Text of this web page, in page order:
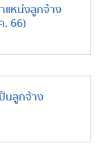
แหน่งลูกจ้าง
66)
นลูกจ้าง